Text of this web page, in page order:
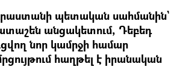
պետական սահմանին`
անցակետում, Դեբեդ
նոր կամրջի համար
հաղթել է իրանական